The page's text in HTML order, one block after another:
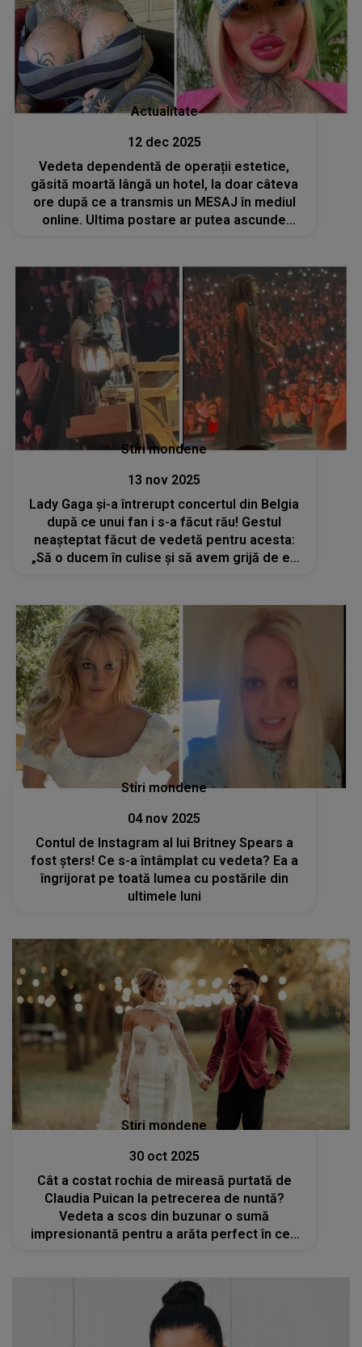
Actualitate
12 dec 2025
Vedeta dependentă de operații estetice,
găsită moartă lângă un hotel, la doar câteva
ore după ce a transmis un MESAJ în mediul
online. Ultima postare ar putea ascunde
Stiri mondene
13 nov 2025
Lady Gaga și-a întrerupt concertul din Belgia
după ce unui fan i s-a făcut rău! Gestul
neașteptat făcut de vedetă pentru acesta:
„Să o ducem în culise și să avem grijă de ea
Stiri mondene
04 nov 2025
Contul de Instagram al lui Britney Spears a
fost șters! Ce s-a întâmplat cu vedeta? Ea a
îngrijorat pe toată lumea cu postările din
ultimele luni
Stiri mondene
30 oct 2025
Cât a costat rochia de mireasă purtată de
Claudia Puican la petrecerea de nuntă?
Vedeta a scos din buzunar o sumă
impresionantă pentru a arăta perfect în cea